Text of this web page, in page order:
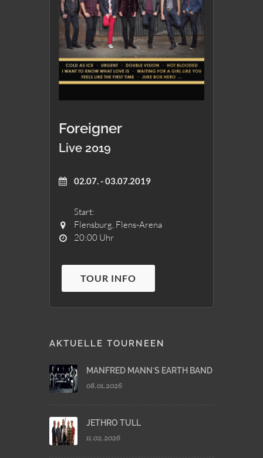
Foreigner
Live 2019
02.07. - 03.07.2019
Start:
Flensburg, Flens-Arena
20:00 Uhr
TOUR INFO
AKTUELLE TOURNEEN
MANFRED MANN´S EARTH BAND
08.01.2026
JETHRO TULL
11.02.2026